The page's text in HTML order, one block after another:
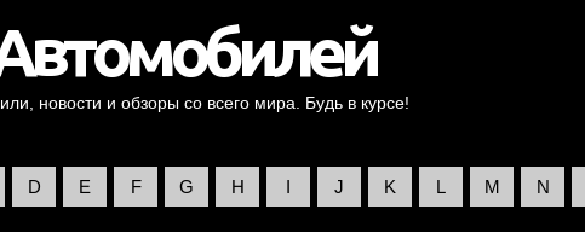
новости и обзоры со всего мира. Будь в курсе!
D E F G H I J K L M N